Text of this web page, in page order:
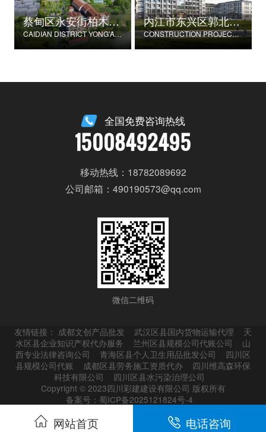
蔡甸区永安街柏木村郭家庄湾省级美丽乡村试点建设项目
CAIDIAN DISTRICT YONG'AN STREET CYPRESS VILLAGE GUOJIAZHUANG BAY PROVINCIAL BEAUTIFUL VILLAGE PILOT CONSTRUCTION PROJECT
内江市东兴区郭北养老服务中心建设项目
CONSTRUCTION PROJECT OF GUOBEI ELDERLY SERVICE CENTER IN DONGXING DISTRICT, NEIJIANG CITY
全国免费咨询热线
15008492495
移动热线：18782089692
公司邮箱：490190573@qq.com
微信二维码
友情链接： 成都文创产品批发 武汉区县国内货物运输代理
天
水区县企业知识产权代办服务
兰州区县规模公司代账公司
山
西专业法律咨询公司
青海区县个人卫生用品批发公司
四川区
县规模公司代账
成都区县劳务施工资质代办
四川维高森环保
科技有限公司
四川区县水污染治理公司
Copyright © 2023四川彩建建设有限公司 版权所有
备案号：蜀ICP备2025121824号-4
网站首页 电话咨询